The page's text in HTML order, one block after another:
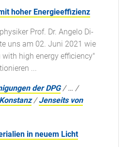
hoher Energieeffizienz
Prof. Dr. Angelo Di-
uns am 02. Juni 2021 wie
high energy efficiency"
...
der DPG /… /
/Jenseits von
in neuem Licht